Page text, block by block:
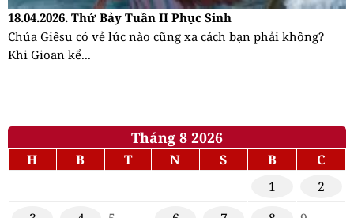
18.04.2026. Thứ Bảy Tuần II Phục Sinh
Chúa Giêsu có vẻ lúc nào cũng xa cách bạn phải không?
Khi Gioan kể...
Tháng 8 2026
H B T N S B
C
1
2